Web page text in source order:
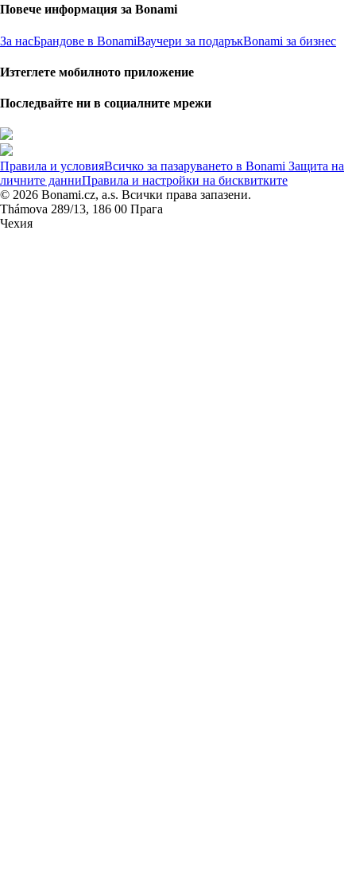
Повече информация за Bonami
За насБрандове в BonamiВаучери за подаръкBonami за бизнес
Изтеглете мобилното приложение
Последвайте ни в социалните мрежи
Правила и условияВсичко за пазаруването в Bonami Защита на
личните данниПравила и настройки на бисквитките
© 2026 Bonami.cz, a.s. Всички права запазени.
Thámova 289/13, 186 00 Прага
Чехия